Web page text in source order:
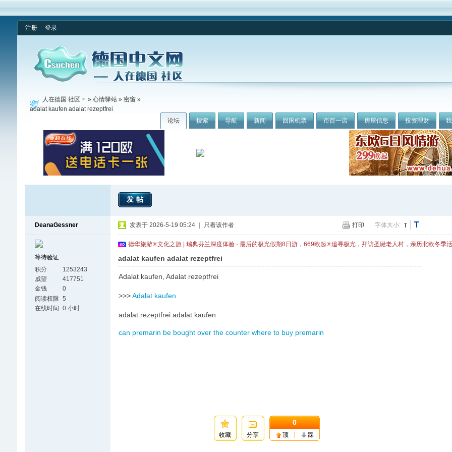
注册 登录
论坛 搜索 导航 新闻 回国机票 市百一店 房屋信息 投资理财
人在德国 社区 » 心情驿站» 密窗»
adalat kaufen adalat rezeptfrei
发帖
DeanaGessner
等待验证
积分
1253243
威望
417751
金钱
0
阅读权限 5
在线时间 0 小时
打印 字体大小:
发表于 2026-5-19 05:24 只看该作者
德华旅游✳文化之旅 | 瑞典芬兰深度体验 · 最后的极光假期8日游，669欧起✳追寻极光，拜访圣诞老人村，亲历北欧冬季
adalat kaufen adalat rezeptfrei
Adalat kaufen, Adalat rezeptfrei
>>>Adalat kaufen
adalat rezeptfrei adalat kaufen
can premarin be bought over the counter where to buy premarin
收藏 分享
0
顶 踩